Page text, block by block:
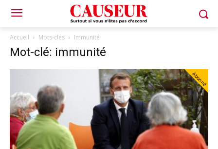
Accueil Mots-clés Immunité
Mot-clé: immunité
Abonné